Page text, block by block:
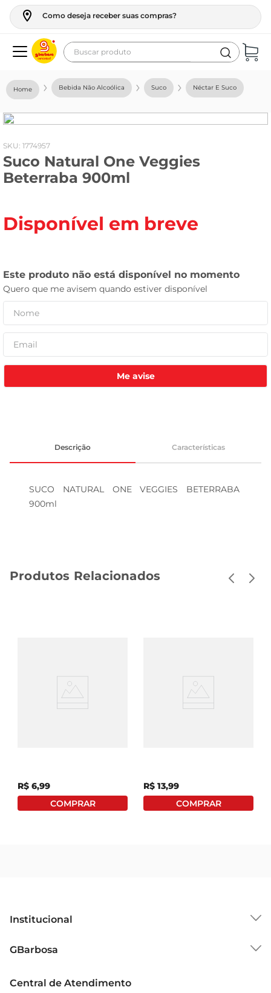
Como deseja receber suas compras?
Buscar produto
Bebida Não Alcoólica Suco Néctar E Suco
: 1774957
Suco Natural One Veggies
Beterraba 900ml
Disponível em breve
Me avise
Descrição Características
SUCO NATURAL ONE VEGGIES BETERRABA
900ml
Produtos Relacionados
R$ 6,99 R$ 13,99
Institucional
Grupo Cencosud
Sobre Privacidade
GBarbosa
Garantia Estendida
Central de Atendimento
geladeira
fogao
café
cerveja
leite
celular